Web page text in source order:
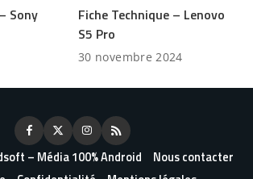
Sony
Fiche Technique – Lenovo
S5 Pro
30 novembre 2024
– Média 100% Android
Nous contacter